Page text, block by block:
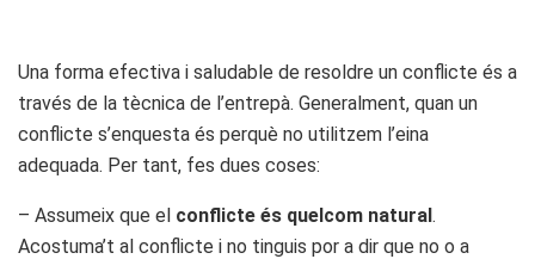
Una forma efectiva i saludable de resoldre un conflicte és a
través de la tècnica de l’entrepà. Generalment, quan un
conflicte s’enquesta és perquè no utilitzem l’eina
adequada. Per tant, fes dues coses:
– Assumeix que el conflicte és quelcom natural.
Acostuma’t al conflicte i no tinguis por a dir que no o a